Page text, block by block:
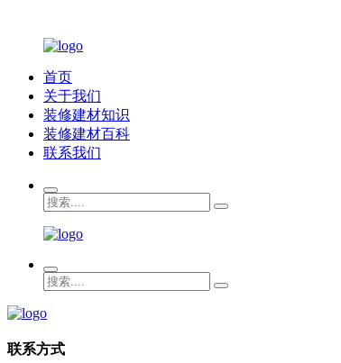
首页
关于我们
装修建材知识
装修建材百科
联系我们
联系方式